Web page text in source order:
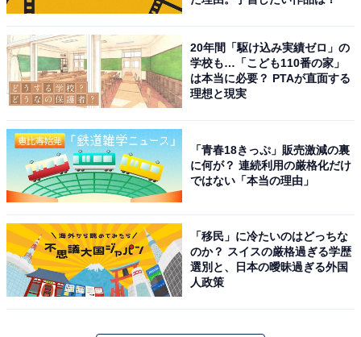
20年間「駆け込み実績ゼロ」の
学校も…「こども110番の家」
は本当に必要？ PTAが直面する
理想と現実
「青春18きっぷ」販売激減の裏
に何が？ 連続利用の厳格化だけ
ではない「本当の理由」
「移民」に冷たいのはどっちな
のか？ スイスの厳格過ぎる学歴
選別と、日本の曖昧過ぎる外国
人政策